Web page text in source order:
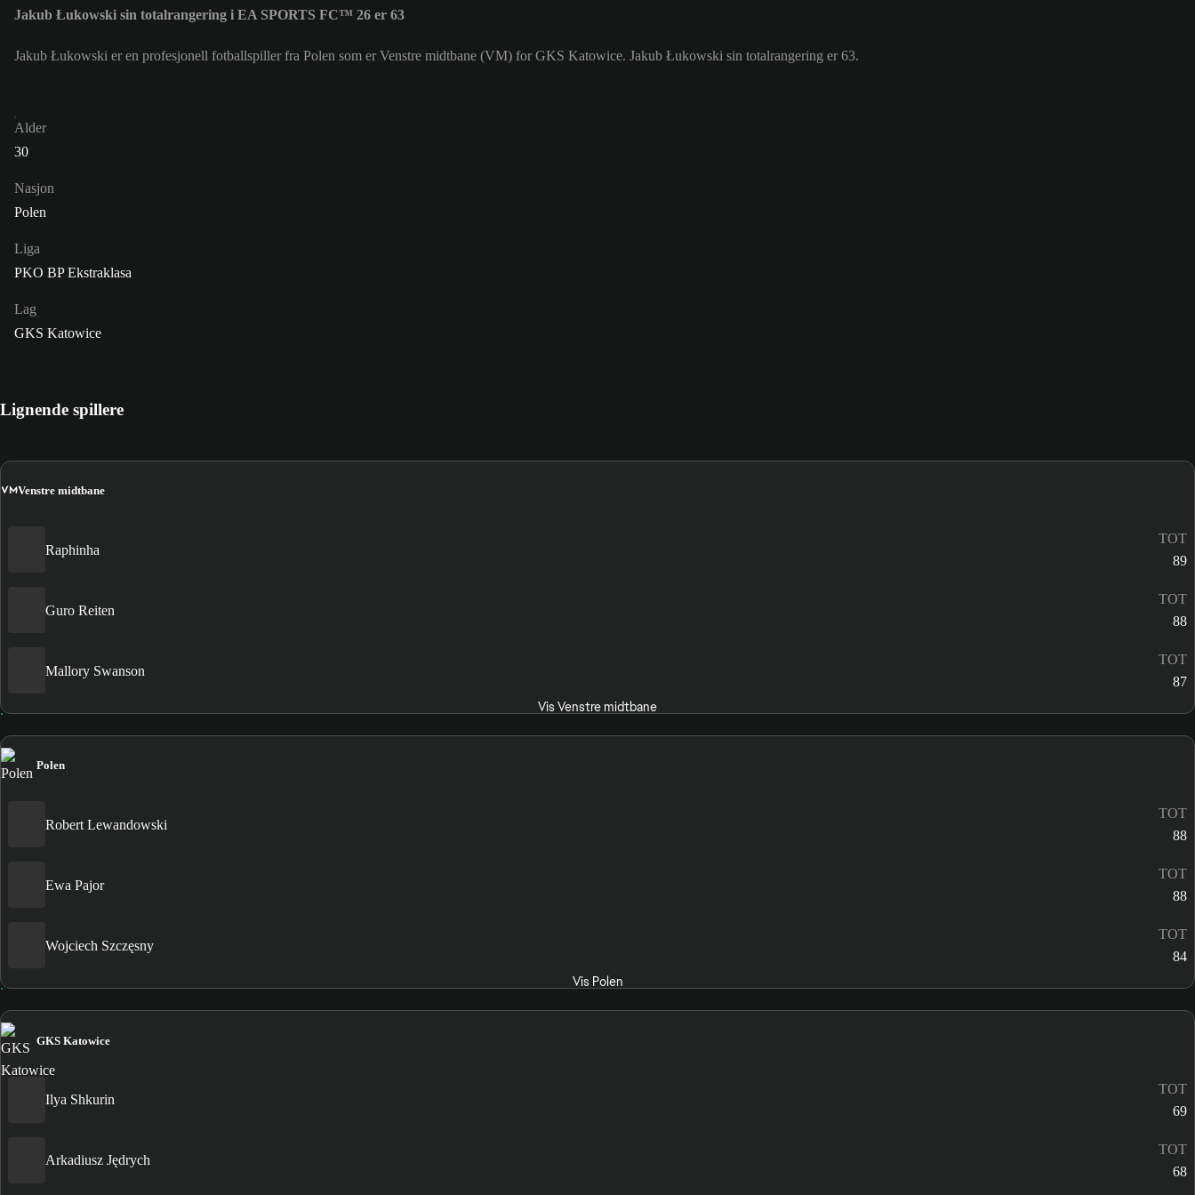
Jakub Łukowski sin totalrangering i EA SPORTS FC™ 26 er 63
Jakub Łukowski er en profesjonell fotballspiller fra Polen som er Venstre midtbane (VM) for GKS Katowice. Jakub Łukowski sin totalrangering er 63.
Alder
30
Nasjon
Polen
Liga
PKO BP Ekstraklasa
Lag
GKS Katowice
Lignende spillere
VMVenstre midtbane
Raphinha
TOT
89
Guro Reiten
TOT
88
Mallory Swanson
TOT
87
Vis Venstre midtbane
Polen
Robert Lewandowski
TOT
88
Ewa Pajor
TOT
88
Wojciech Szczęsny
TOT
84
Vis Polen
GKS Katowice
Ilya Shkurin
TOT
69
Arkadiusz Jędrych
TOT
68